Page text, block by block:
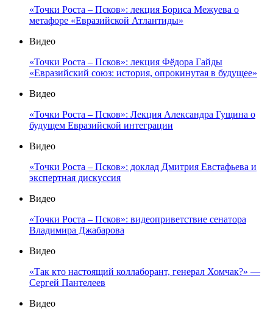
«Точки Роста – Псков»: лекция Бориса Межуева о
метафоре «Евразийской Атлантиды»
Видео
«Точки Роста – Псков»: лекция Фёдора Гайды
«Евразийский союз: история, опрокинутая в будущее»
Видео
«Точки Роста – Псков»: Лекция Александра Гущина о
будущем Евразийской интеграции
Видео
«Точки Роста – Псков»: доклад Дмитрия Евстафьева и
экспертная дискуссия
Видео
«Точки Роста – Псков»: видеоприветствие сенатора
Владимира Джабарова
Видео
«Так кто настоящий коллаборант, генерал Хомчак?» —
Сергей Пантелеев
Видео